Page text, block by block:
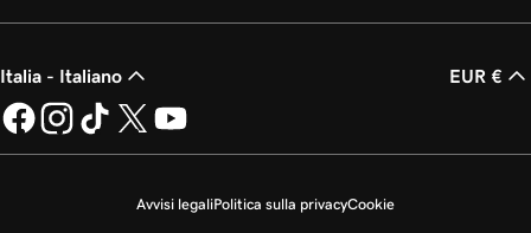
Italia - Italiano EUR €
Avvisi legaliPolitica sulla privacyCookie